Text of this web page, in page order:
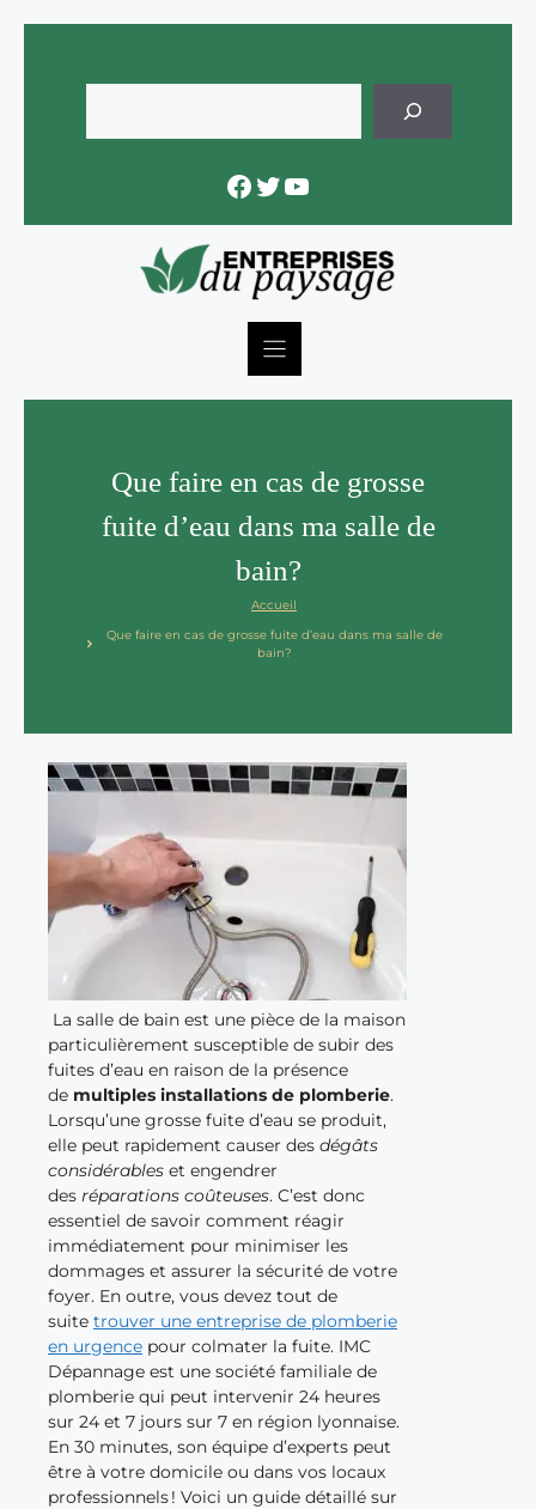
content
Facebook
Twitter
YouTube
Que faire en cas de grosse
fuite d’eau dans ma salle de
bain?
Accueil
Que faire en cas de grosse fuite d’eau dans ma salle de
bain?
La salle de bain est une pièce de la maison
particulièrement susceptible de subir des
fuites d’eau en raison de la présence
de multiples installations de plomberie.
Lorsqu’une grosse fuite d’eau se produit,
elle peut rapidement causer des dégâts
considérables et engendrer
des réparations coûteuses. C’est donc
essentiel de savoir comment réagir
immédiatement pour minimiser les
dommages et assurer la sécurité de votre
foyer. En outre, vous devez tout de
suite trouver une entreprise de plomberie
en urgence pour colmater la fuite. IMC
Dépannage est une société familiale de
plomberie qui peut intervenir 24 heures
sur 24 et 7 jours sur 7 en région lyonnaise.
En 30 minutes, son équipe d’experts peut
être à votre domicile ou dans vos locaux
professionnels ! Voici un guide détaillé sur